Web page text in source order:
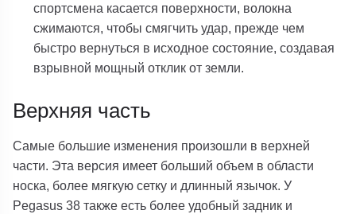
спортсмена касается поверхности, волокна
сжимаются, чтобы смягчить удар, прежде чем
быстро вернуться в исходное состояние, создавая
взрывной мощный отклик от земли.
Верхняя часть
Самые большие изменения произошли в верхней
части. Эта версия имеет больший объем в области
носка, более мягкую сетку и длинный язычок. У
Pegasus 38 также есть более удобный задник и